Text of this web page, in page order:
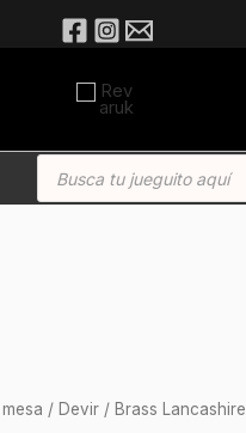
Búsqueda
productos
/ Devir / Brass Lancashire